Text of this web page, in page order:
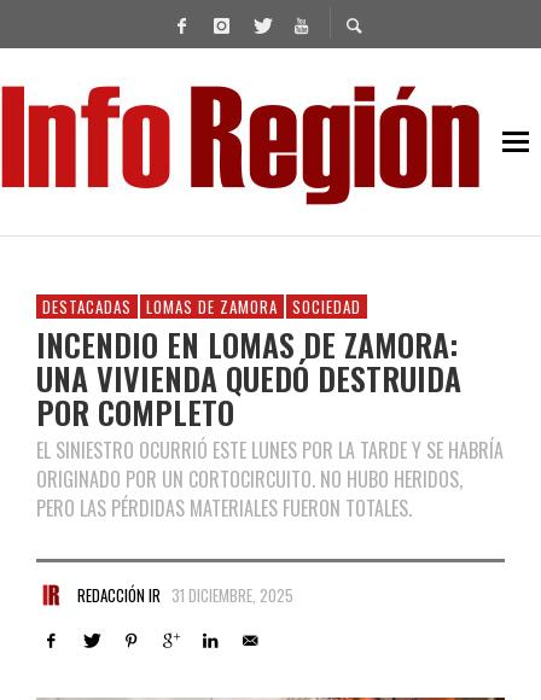
DESTACADAS LOMAS DE ZAMORA SOCIEDAD
INCENDIO EN LOMAS DE ZAMORA:
UNA VIVIENDA QUEDÓ DESTRUIDA
POR COMPLETO
EL SINIESTRO OCURRIÓ ESTE LUNES POR LA TARDE Y SE HABRÍA
ORIGINADO POR UN CORTOCIRCUITO. NO HUBO HERIDOS,
PERO LAS PÉRDIDAS MATERIALES FUERON TOTALES.
REDACCIÓN IR 31 DICIEMBRE, 2025